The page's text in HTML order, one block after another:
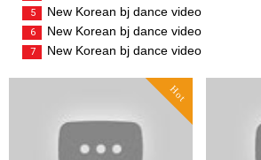
5 New Korean bj dance video
6 New Korean bj dance video
7 New Korean bj dance video
Hot